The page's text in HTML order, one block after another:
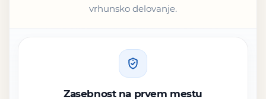
vrhunsko delovanje.
Zasebnost na prvem mestu